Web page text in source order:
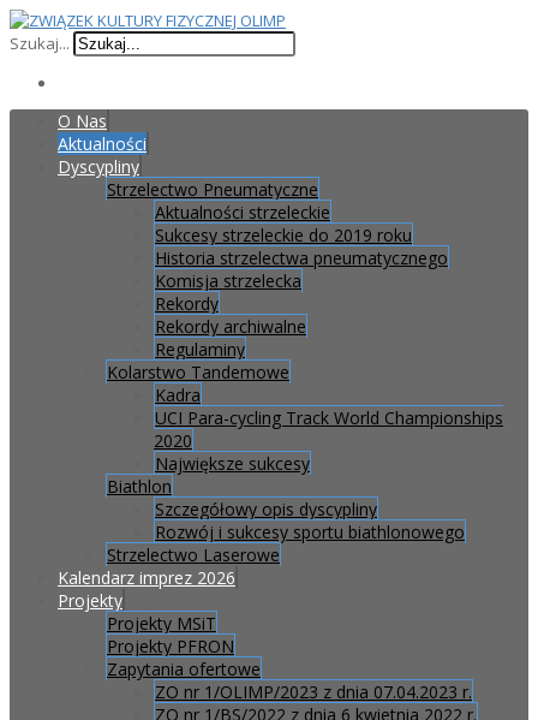
Szukaj...
O Nas
Aktualności
Dyscypliny
Strzelectwo Pneumatyczne
Aktualności strzeleckie
Sukcesy strzeleckie do 2019 roku
Historia strzelectwa pneumatycznego
Komisja strzelecka
Rekordy
Rekordy archiwalne
Regulaminy
Kolarstwo Tandemowe
Kadra
UCI Para-cycling Track World Championships
2020
Największe sukcesy
Biathlon
Szczegółowy opis dyscypliny
Rozwój i sukcesy sportu biathlonowego
Strzelectwo Laserowe
Kalendarz imprez 2026
Projekty
Projekty MSiT
Projekty PFRON
Zapytania ofertowe
ZO nr 1/OLIMP/2023 z dnia 07.04.2023 r.
ZO nr 1/BS/2022 z dnia 6 kwietnia 2022 r.